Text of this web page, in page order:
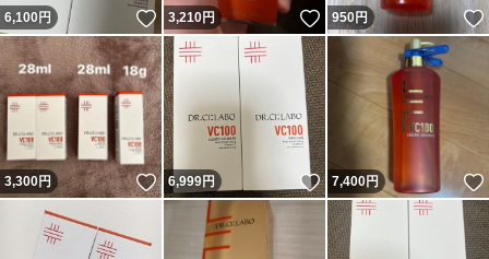
6,100円 いいね！
3,210円 いいね！
950円
3,300円 いいね！
6,999円 いいね！
7,400円